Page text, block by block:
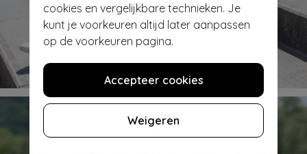
cookies en vergelijkbare technieken. Je
kunt je voorkeuren altijd later aanpassen
op de voorkeuren pagina.
Accepteer cookies
Weigeren
Shop jurken & petticoats